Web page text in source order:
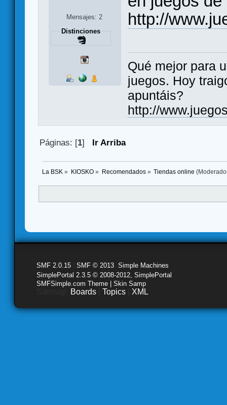
Mensajes: 2
Distinciones
http://
Qué mejor para
juegos. Hoy
apuntáis?
http://
Páginas: [1] Ir Arriba
La BSK » KIOSKO» Recomendados» Tiendas online
SMF 2.0.15 SMF © 2013 Simple Machines
SimplePortal 2.3.5 © 2008-2012, SimplePortal
SMFSimple.com Theme | Skin Samp
Boards Topics XML